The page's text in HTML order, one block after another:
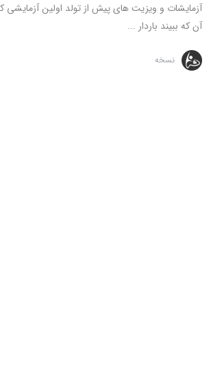
آزمایشات و ویزیت های پیش از تولد اولین
آن که ببیند باردار ...
نسخه